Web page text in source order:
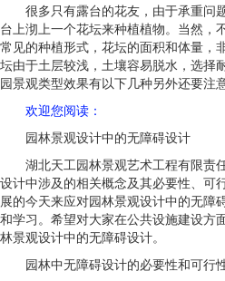
很多只有露台的花友，由于承重问
台上沏上一个花坛来种植植物。当然，
常见的种植形式，花坛的面积和体量，
坛由于土层较浅，土壤容易脱水，选择
园景观类型效果有以下几种另外还要注
欢迎您阅读 ：
园林景观设计中的无障碍设计
湖北天工园林景观艺术工程有限责
设计中涉及的相关概念及其必要性、可
展的今天来应对园林景观设计中的无障
和学习。希望对大家在公共设施建设方
林景观设计中的无障碍设计。
园林中无障碍设计的必要性和可行